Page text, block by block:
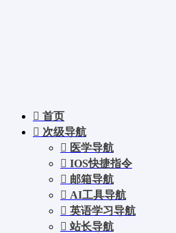
首页
次级导航
医学导航
IOS快捷指令
邮箱导航
AI工具导航
英语学习导航
站长导航